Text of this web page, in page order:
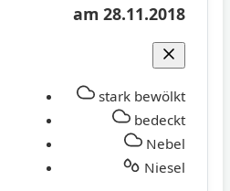
am 28.11.2018
stark bewölkt
bedeckt
Nebel
Niesel